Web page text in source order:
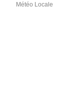
Météo Locale